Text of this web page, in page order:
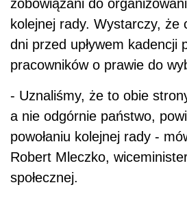
zobowiązani do
kolejnej rady. Wystarczy, że
dni przed upływem kadencji
pracowników o prawie do
- Uznaliśmy, że to obie
a nie odgórnie państwo,
powołaniu kolejnej rady -
Robert Mleczko,
społecznej.